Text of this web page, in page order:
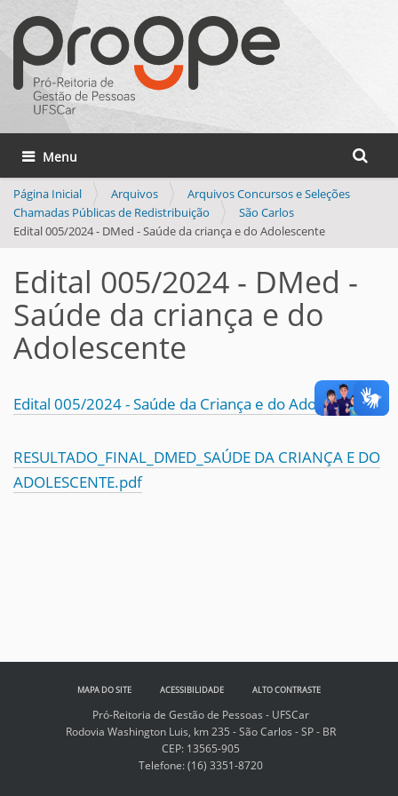
Busca
Busca
Toggle navigation
Página Inicial Arquivos
Arquivos Concursos e Seleções
Chamadas Públicas de Redistribuição
São Carlos
Edital 005/2024 - DMed - Saúde da criança e do Adolescente
Edital 005/2024 - DMed -
Saúde da criança e do
Adolescente
Edital 005/2024 - Saúde da Criança e do Adolescente
RESULTADO_FINAL_DMED_SAÚDE DA CRIANÇA E DO
ADOLESCENTE.pdf
MAPA DO SITE ACESSIBILIDADE ALTO CONTRASTE
Pró-Reitoria de Gestão de Pessoas - UFSCar
Rodovia Washington Luis, km 235 - São Carlos - SP - BR
CEP: 13565-905
Telefone:(16) 3351-8720